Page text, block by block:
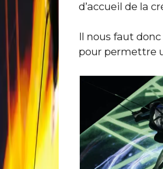
d’accueil de la
Il nous faut
pour permettre